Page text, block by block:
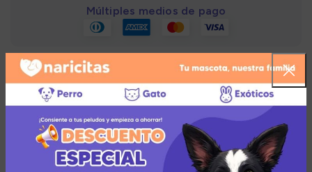
Múltiples medios de pago
Añadir a la lista de deseos
Zona de cobertura para el envío